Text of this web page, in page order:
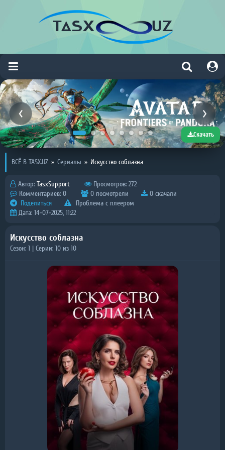
Скачать
ВСЁ В TASX.UZ » Сериалы » Искусство соблазна
Автор: TasxSupport
Просмотров: 272
Комментариев: 0
0 посмотрели
0 скачали
Поделиться
Проблема с плеером
Дата: 14-07-2025, 11:22
Искусство соблазна
Сезон: 1 | Серии: 10 из 10